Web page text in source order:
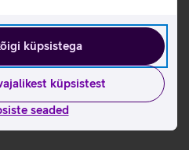
küpsistega
küpsistest
seaded